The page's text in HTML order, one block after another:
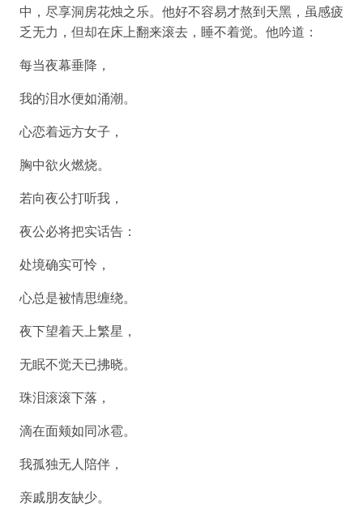
中，尽享洞房花烛之乐。他好不容易才熬到天黑，虽感疲
乏无力，但却在床上翻来滚去，睡不着觉。他吟道：
每当夜幕垂降，
我的泪水便如涌潮。
心恋着远方女子，
胸中欲火燃烧。
若向夜公打听我，
夜公必将把实话告：
处境确实可怜，
心总是被情思缠绕。
夜下望着天上繁星，
无眠不觉天已拂晓。
珠泪滚滚下落，
滴在面颊如同冰雹。
我孤独无人陪伴，
亲戚朋友缺少。